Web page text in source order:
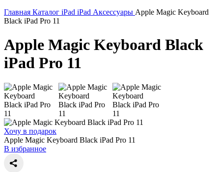
Главная Каталог iPad iPad Аксессуары Apple Magic Keyboard
Black iPad Pro 11
Apple Magic Keyboard Black
iPad Pro 11
Хочу в подарок
Apple Magic Keyboard Black iPad Pro 11
В избранное